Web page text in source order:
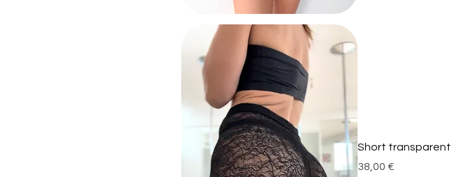
Short transparent
Prix
38,00 €